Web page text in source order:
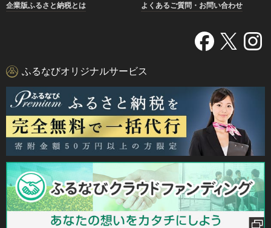
企業版ふるさと納税とは
よくあるご質問・お問い合わせ
ふるなびオリジナルサービス